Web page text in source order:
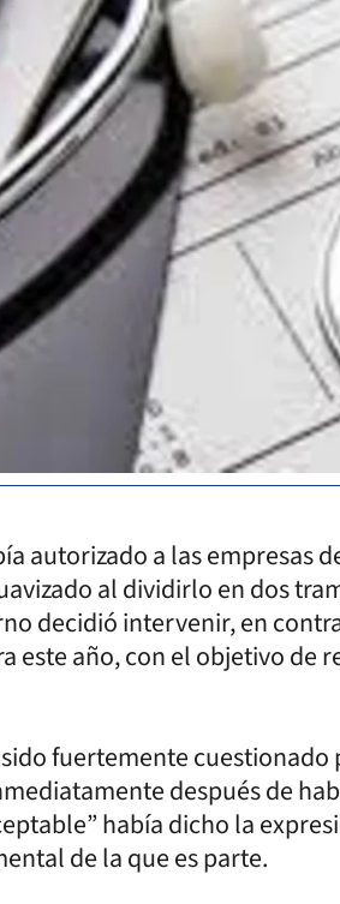
autorizado a las empresas
al dividirlo en dos
decidió intervenir, en
este año, con el objetivo de
fuertemente cuestionado
después de
había dicho la
de la que es parte.